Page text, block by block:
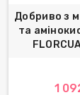
Добриво з
та
1